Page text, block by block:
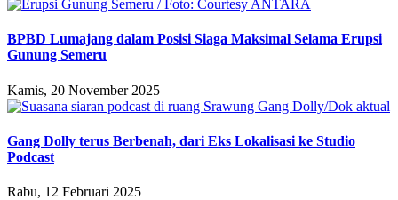
BPBD Lumajang dalam Posisi Siaga Maksimal Selama Erupsi
Gunung Semeru
Kamis, 20 November 2025
Gang Dolly terus Berbenah, dari Eks Lokalisasi ke Studio
Podcast
Rabu, 12 Februari 2025